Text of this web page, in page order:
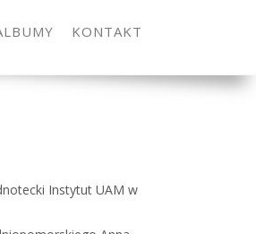
KONTAKT
Instytut UAM w